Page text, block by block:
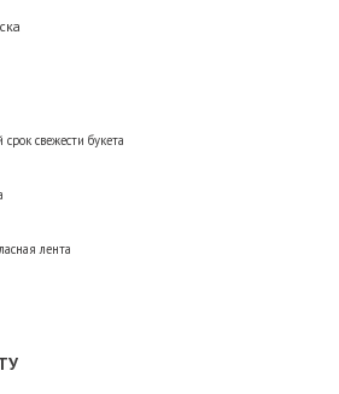
свежести букета
лента